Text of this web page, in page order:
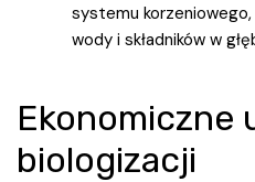
systemu
wody i składników w
Ekonomiczne
biologizacji